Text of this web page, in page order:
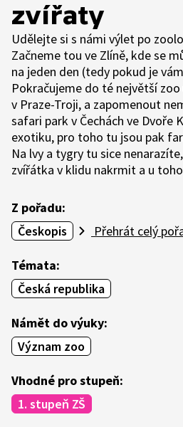
zvířaty
Udělejte si s námi výlet po
Začneme tou ve Zlíně, kde se
na jeden den (tedy pokud je
Pokračujeme do té největší
v Praze-Troji, a zapomenout
safari park v Čechách ve Dvoře
exotiku, pro toho tu jsou pak
Na lvy a tygry tu sice
zvířátka v klidu nakrmit a u
Z pořadu:
Českopis
Přehrát celý
Témata:
Česká republika
Námět do výuky:
Význam zoo
Vhodné pro stupeň:
1. stupeň ZŠ